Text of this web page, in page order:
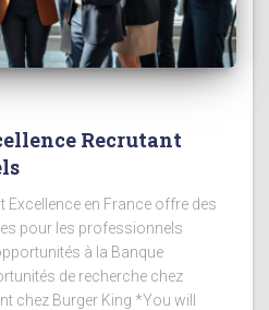
Recrutant
Excellence en France offre des
pour les professionnels
à la Banque
de recherche chez
chez Burger King *You will